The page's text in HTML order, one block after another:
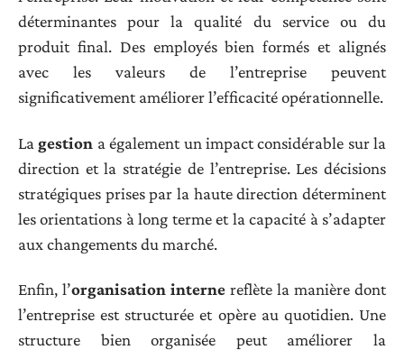
déterminantes pour la qualité du service ou du
produit final. Des employés bien formés et alignés
avec les valeurs de l’entreprise peuvent
significativement améliorer l’efficacité opérationnelle.
Lagestion a également un impact considérable sur la
direction et la stratégie de l’entreprise. Les décisions
stratégiques prises par la haute direction déterminent
les orientations à long terme et la capacité à s’adapter
aux changements du marché.
Enfin, l’organisation interne reflète la manière dont
l’entreprise est structurée et opère au quotidien. Une
structure bien organisée peut améliorer la